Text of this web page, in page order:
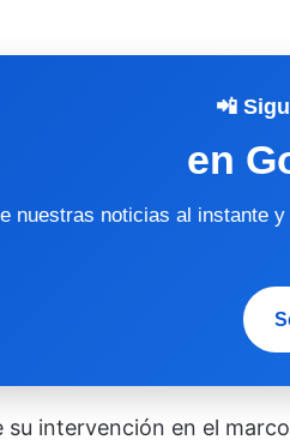
📲
en
nuestras noticias al instante
su intervención en el